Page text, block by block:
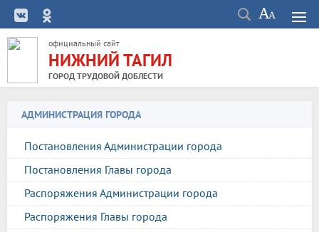
официальный сайт
НИЖНИЙ ТАГИЛ
ГОРОД ТРУДОВОЙ ДОБЛЕСТИ
АДМИНИСТРАЦИЯ ГОРОДА
Постановления Администрации города
Постановления Главы города
Распоряжения Администрации города
Распоряжения Главы города